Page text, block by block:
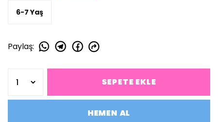
6-7 Yaş
Paylaş:
SEPETE EKLE
HEMEN AL